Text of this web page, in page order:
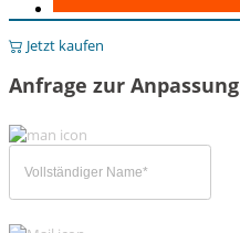
Jetzt kaufen
Anfrage zur Anpassung